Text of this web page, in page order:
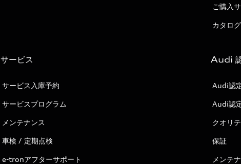
ご購入
カタロ
サービス
サービス入庫予約
サービスプログラム
メンテナンス
車検 / 定期点検
e-tronアフターサポート
Audi
Audi認
Audi認
クオリ
保証
メンテ